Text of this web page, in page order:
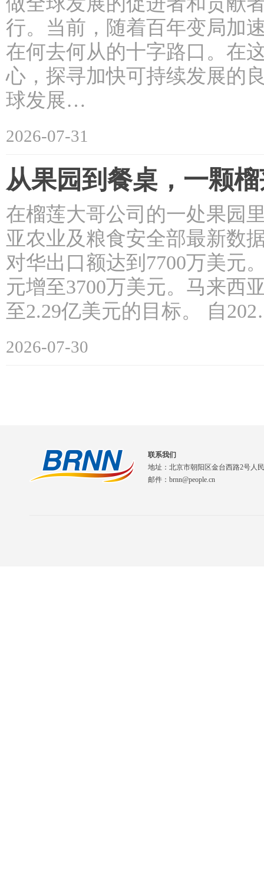
行。当前，随着百年变局加
在何去何从的十字路口。在
心，探寻加快可持续发展的
球发展…
2026-07-31
从果园到餐桌，一颗
在榴莲大哥公司的一处果园
亚农业及粮食安全部最新数
对华出口额达到7700万美元
元增至3700万美元。马来西
至2.29亿美元的目标。 自
2026-07-30
联系我们
地址：北京市朝阳区金台西路2号人
邮件：brnn@people.cn